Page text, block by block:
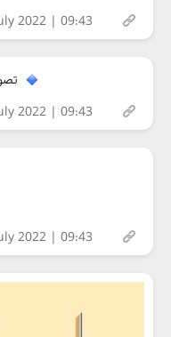
2022 | 09:43
2022 | 09:43
2022 | 09:43